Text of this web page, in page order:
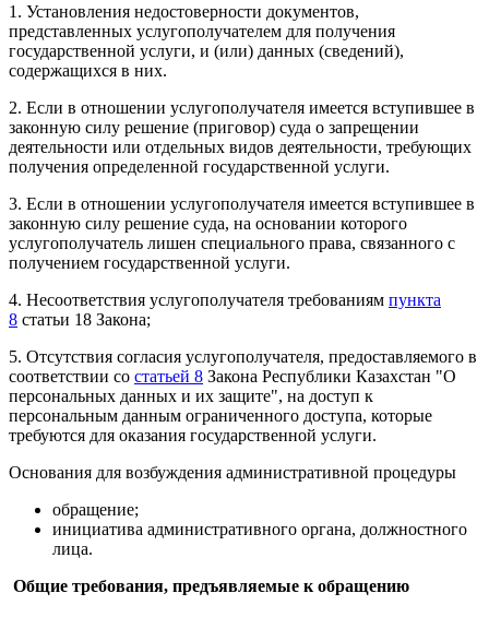
1. Установления недостоверности документов,
представленных услугополучателем для получения
государственной услуги, и (или) данных (сведений),
содержащихся в них.
2. Если в отношении услугополучателя имеется вступившее в
законную силу решение (приговор) суда о запрещении
деятельности или отдельных видов деятельности, требующих
получения определенной государственной услуги.
3. Если в отношении услугополучателя имеется вступившее в
законную силу решение суда, на основании которого
услугополучатель лишен специального права, связанного с
получением государственной услуги.
4. Несоответствия услугополучателя требованиям пункта
8 статьи 18 Закона;
5. Отсутствия согласия услугополучателя, предоставляемого в
соответствии со статьей 8 Закона Республики Казахстан "О
персональных данных и их защите", на доступ к
персональным данным ограниченного доступа, которые
требуются для оказания государственной услуги.
Основания для возбуждения административной процедуры
обращение;
инициатива административного органа, должностного
лица.
Общие требования, предъявляемые к обращению